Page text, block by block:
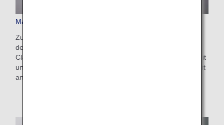
Mahlzeiten und Getränke in der Premium Economy Class
Zusätzlich zu den normalen Mahlzeiten und Getränken in
der Economy Class erwartet Sie in der Premium Economy
Class ein zusätzlicher, noch feinerer kulinarischer Luxus. Mit
unserem Menü ist eine angenehme und unvergessliche Zeit
an Bord garantiert.